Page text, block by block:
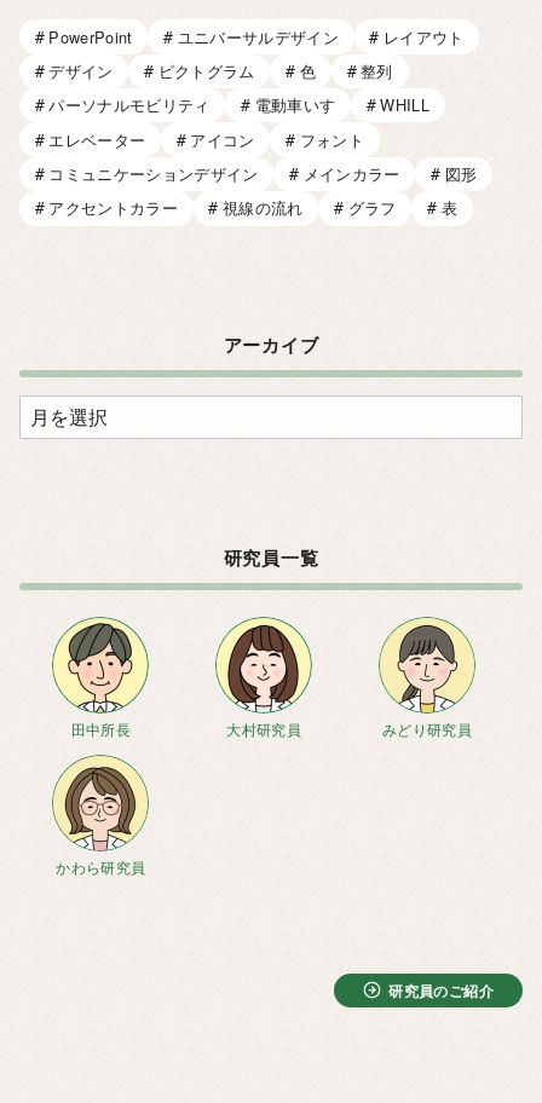
PowerPoint ユニバーサルデザイン
レイアウト
デザイン
ピクトグラム 色
整列
パーソナルモビリティ
電動車いす
WHILL
エレベーター
アイコン
フォント
コミュニケーションデザイン
メインカラー
図形
アクセントカラー
視線の流れ グラフ 表
アーカイブ
ア
ー
研究員一覧
田中所長 大村研究員 みどり研究員
かわら研究員
研究員のご紹介